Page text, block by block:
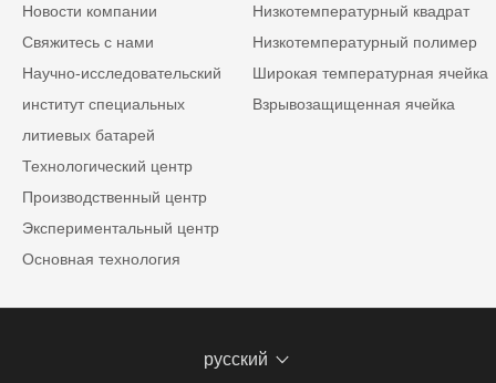
Новости компании
Свяжитесь с нами
Научно-исследовательский
институт специальных
литиевых батарей
Технологический центр
Производственный центр
Экспериментальный центр
Основная технология
Низкотемпературный квадрат
Низкотемпературный полимер
Широкая температурная ячейка
Взрывозащищенная ячейка
русский